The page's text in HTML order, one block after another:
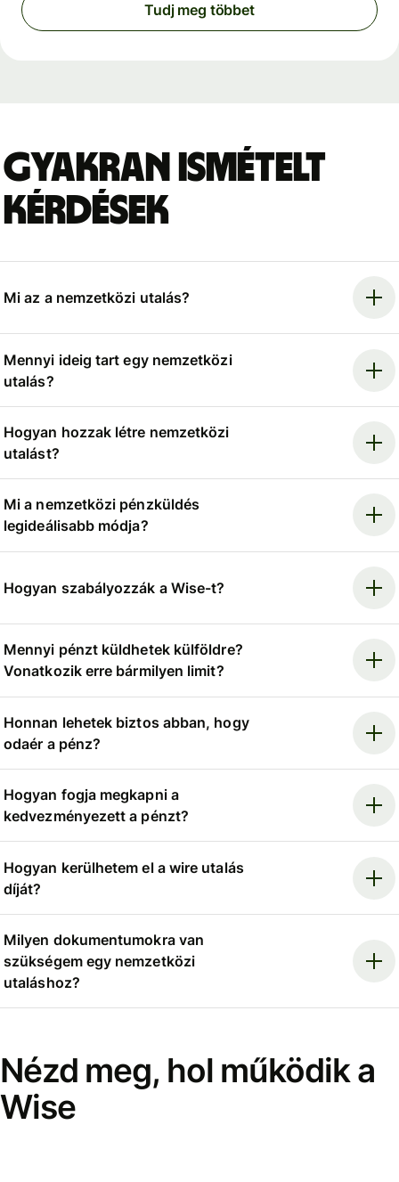
Tudj meg többet
Gyakran ismételt
kérdések
Mi az a nemzetközi utalás?
Mennyi ideig tart egy nemzetközi
utalás?
Hogyan hozzak létre nemzetközi
utalást?
Mi a nemzetközi pénzküldés
legideálisabb módja?
Hogyan szabályozzák a Wise-t?
Mennyi pénzt küldhetek külföldre?
Vonatkozik erre bármilyen limit?
Honnan lehetek biztos abban, hogy
odaér a pénz?
Hogyan fogja megkapni a
kedvezményezett a pénzt?
Hogyan kerülhetem el a wire utalás
díját?
Milyen dokumentumokra van
szükségem egy nemzetközi
utaláshoz?
Nézd meg, hol működik a
Wise